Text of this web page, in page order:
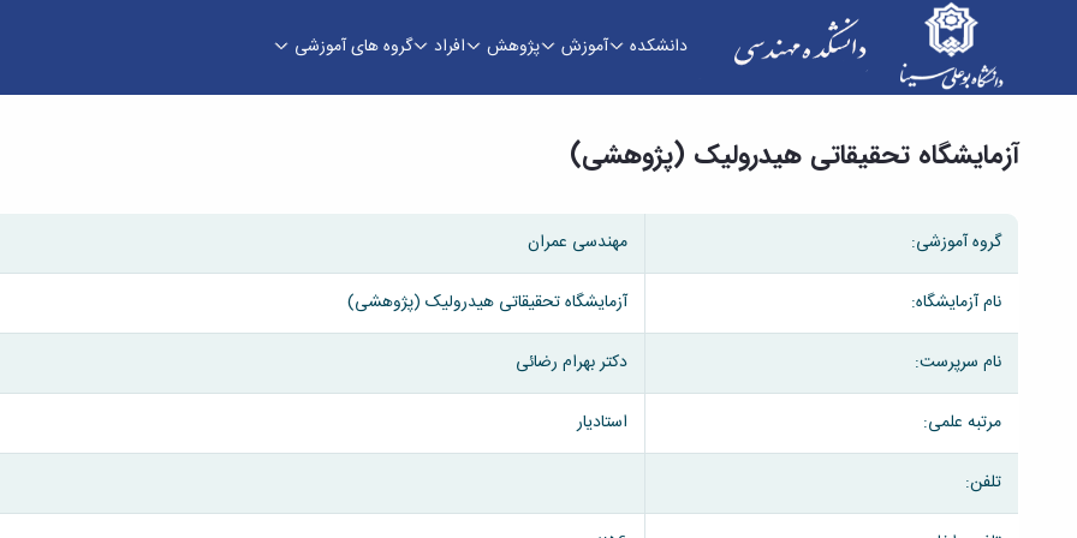
دانشکده آموزش پژوهش افراد گروه های آموزشی
آزمایشگاه تحقیقاتی هیدرولیک (پژوهشی) - دانشکده فنی و مهندسی
آزمایشگاه تحقیقاتی هیدرولیک (پژوهشی)
گروه آموزشی: مهندسی عمران
نام آزمایشگاه: آزمایشگاه تحقیقاتی هیدرولیک (پژوهشی)
نام سرپرست: دکتر بهرام رضائی
مرتبه علمی: استادیار
تلفن: